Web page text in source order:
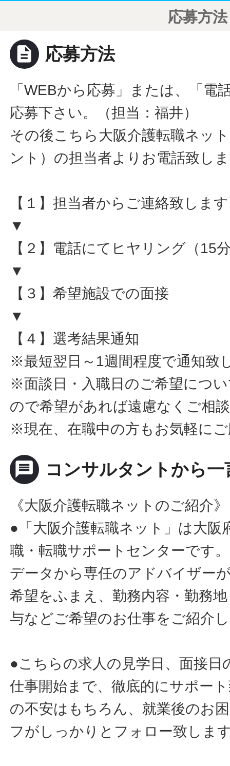
応募方法
description 応募方法
「WEBから応募」または、「電
応募下さい。（担当：福井）
その後こちら大阪介護転職ネッ
ント）の担当者よりお電話致し
【１】担当者からご連絡致します
▼
【２】電話にてヒヤリング（15
▼
【３】希望施設での面接
▼
【４】選考結果通知
※最短翌日～1週間程度で通知致
※面談日・入職日のご希望につ
ので希望があれば遠慮なくご相
※現在、在職中の方もお気軽に
message コンサルタントから一
《大阪介護転職ネットのご紹介》
●「大阪介護転職ネット」は大阪
職・転職サポートセンターです
データから専任のアドバイザー
希望をふまえ、勤務内容・勤務
与などご希望のお仕事をご紹介
●こちらの求人の見学日、面接日
仕事開始まで、徹底的にサポー
の不安はもちろん、就業後のお
フがしっかりとフォロー致しま